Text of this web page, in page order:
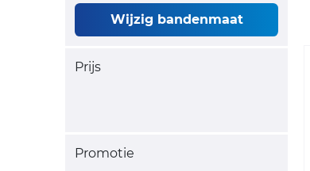
Wijzig bandenmaat
Prijs
Promotie